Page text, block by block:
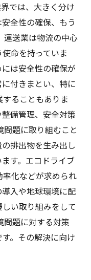
では、大きく分け
全性の確保、もう
運送業は物流の中心
命を持っていま
は安全性の確保が
付きまとい、特に
ることもありま
備管理、安全対策
題に取り組むこと
排出物を生み出し
す。エコドライブ
化などが求められ
入や地球環境に配
い取り組みをして
問題に対する対策
。その解決に向け